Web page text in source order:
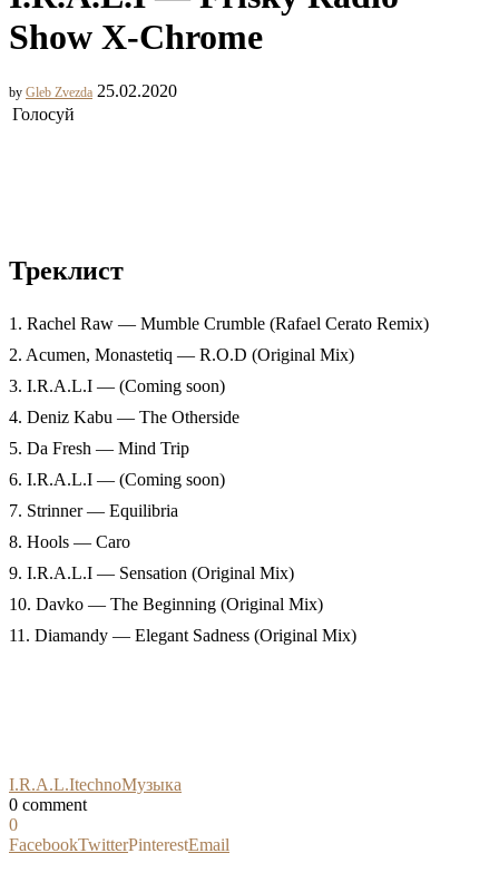
Show X-Chrome
by Gleb Zvezda 25.02.2020
Голосуй
Треклист
1. Rachel Raw — Mumble Crumble (Rafael Cerato Remix)
2. Acumen, Monastetiq — R.O.D (Original Mix)
3. I.R.A.L.I — (Coming soon)
4. Deniz Kabu — The Otherside
5. Da Fresh — Mind Trip
6. I.R.A.L.I — (Coming soon)
7. Strinner — Equilibria
8. Hools — Caro
9. I.R.A.L.I — Sensation (Original Mix)
10. Davko — The Beginning (Original Mix)
11. Diamandy — Elegant Sadness (Original Mix)
I.R.A.L.ItechnoМузыка
0 comment
0
FacebookTwitterPinterestEmail